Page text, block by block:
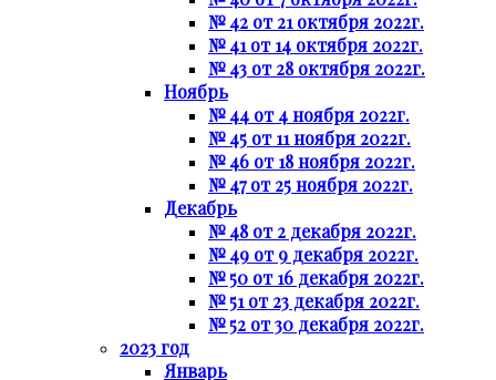
№ 42 от 21 октября 2022г.
№ 41 от 14 октября 2022г.
№ 43 от 28 октября 2022г.
Ноябрь
№ 44 от 4 ноября 2022г.
№ 45 от 11 ноября 2022г.
№ 46 от 18 ноября 2022г.
№ 47 от 25 ноября 2022г.
Декабрь
№ 48 от 2 декабря 2022г.
№ 49 от 9 декабря 2022г.
№ 50 от 16 декабря 2022г.
№ 51 от 23 декабря 2022г.
№ 52 от 30 декабря 2022г.
2023 год
Январь